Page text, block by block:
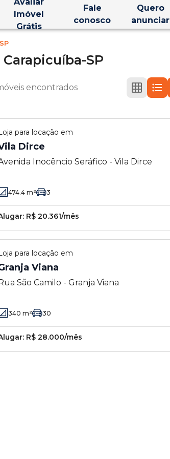
Imóvel
Grátis
Fale
conosco
Quero
anunciar
Carapicuíba-SP
encontrados
para locação em
Dirce
Inocêncio Seráfico - Vila Dirce
474.4 m² 3
R$ 20.361/mês
para locação em
Viana
São Camilo - Granja Viana
340 m² 30
R$ 28.000/mês